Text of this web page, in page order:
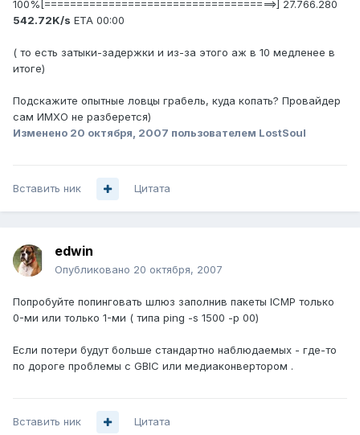
100%[====================================>] 27.766.280
542.72K/s ETA 00:00
( то есть затыки-задержки и из-за этого аж в 10 медленее в
итоге)
Подскажите опытные ловцы грабель, куда копать? Провайдер
сам ИМХО не разберется)
Изменено 20 октября, 2007 пользователем LostSoul
Вставить ник Цитата
edwin
Опубликовано 20 октября, 2007
Попробуйте попинговать шлюз заполнив пакеты ICMP только
0-ми или только 1-ми ( типа ping -s 1500 -p 00)
Если потери будут больше стандартно наблюдаемых - где-то
по дороге проблемы с GBIC или медиаконвертором .
Вставить ник Цитата